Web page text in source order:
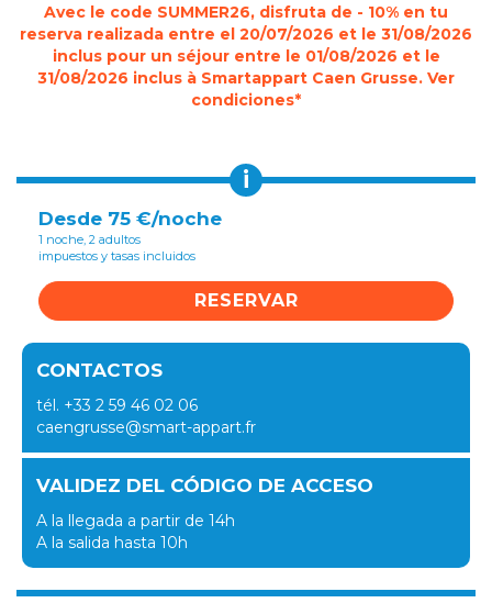
Avec le code SUMMER26, disfruta de - 10% en tu
reserva realizada entre el 20/07/2026 et le 31/08/2026
inclus pour un séjour entre le 01/08/2026 et le
31/08/2026 inclus à Smartappart Caen Grusse. Ver
condiciones*
i
Desde 75 €/noche
1 noche, 2 adultos
impuestos y tasas incluidos
RESERVAR
CONTACTOS
tél. +33 2 59 46 02 06
caengrusse@smart-appart.fr
VALIDEZ DEL CÓDIGO DE ACCESO
A la llegada a partir de 14h
A la salida hasta 10h